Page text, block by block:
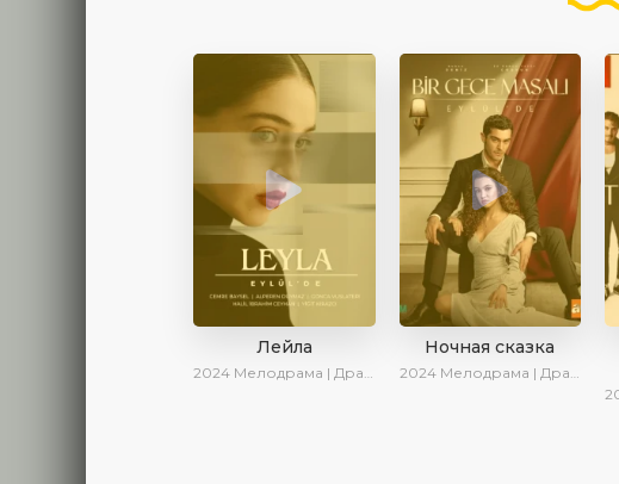
Лейла
2024 Мелодрама | Драма | Ирина Котова | AveTurk | AlisaDirilis | Сериалы 2024
Ночная сказка
2024 Мелодрама | Драма | Сериалы 2024